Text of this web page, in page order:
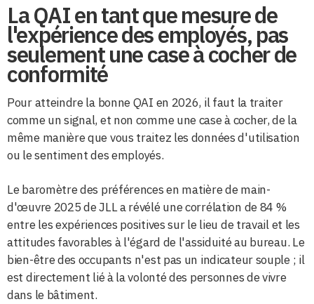
La QAI en tant que mesure de
l'expérience des employés, pas
seulement une case à cocher de
conformité
Pour atteindre la bonne QAI en 2026, il faut la traiter
comme un signal, et non comme une case à cocher, de la
même manière que vous traitez les données d'utilisation
ou le sentiment des employés.
Le baromètre des préférences en matière de main-
d'œuvre 2025 de JLL a révélé une corrélation de 84 %
entre les expériences positives sur le lieu de travail et les
attitudes favorables à l'égard de l'assiduité au bureau. Le
bien-être des occupants n'est pas un indicateur souple ; il
est directement lié à la volonté des personnes de vivre
dans le bâtiment.